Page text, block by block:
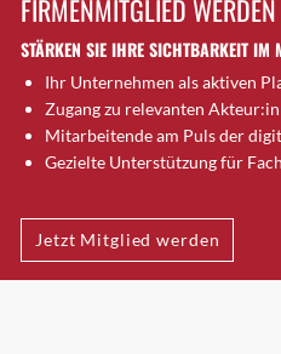
Brugg AG
Brütten
Bubendorf
Bubikon
Buchs (SG)
Bäretswil
Bülach
Cazis
FIRMENMITGLIED WERDEN
STÄRKEN SIE IHRE SICHTBARKEIT IM
Ihr Unternehmen als aktiven
Zugang zu relevanten
Mitarbeitende am Puls der
Gezielte Unterstützung für
Jetzt Mitglied werden